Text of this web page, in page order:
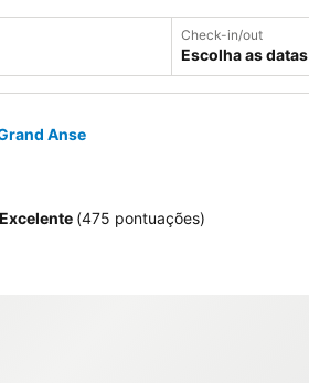
Check-in/out
Escolha as datas
Anse
Excelente (475 pontuações)